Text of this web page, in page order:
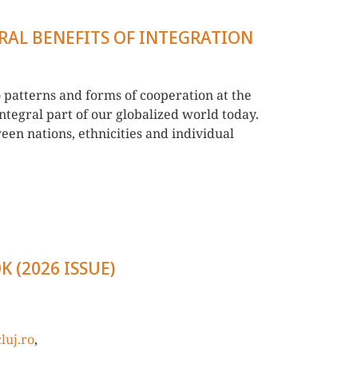
BENEFITS OF INTEGRATION
and forms of cooperation at the
part of our globalized world today.
nations, ethnicities and individual
(2026 ISSUE)
,